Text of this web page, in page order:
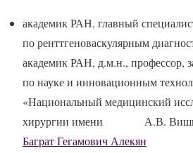
академик РАН, главный
по ренттгеноваскулярным
академик РАН, д.м.н., профессор,
по науке и инновационным
«Национальный медицинский
хирургии имени А.В.
Баграт Гегамович Алекян